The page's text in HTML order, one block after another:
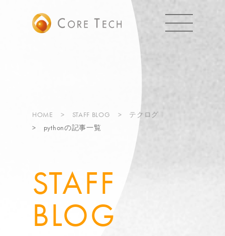
HOME STAFF BLOG
テクログ
pythonの記事一覧
STAFF
BLOG